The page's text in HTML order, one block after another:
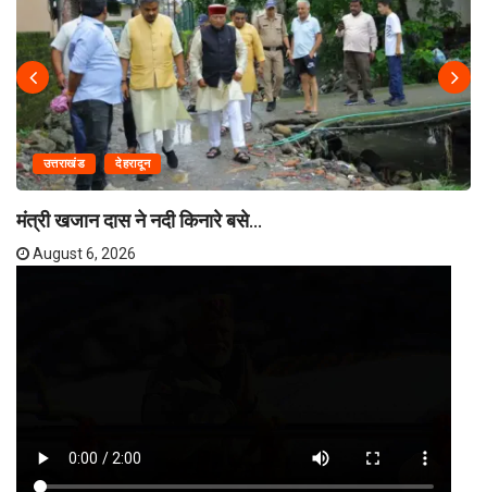
उत्तराखंड देहरादून
मंत्री खजान दास ने नदी किनारे बसे...
August 6, 2026